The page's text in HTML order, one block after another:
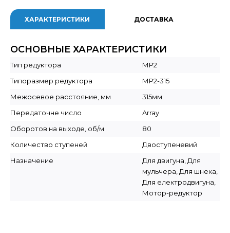
ХАРАКТЕРИСТИКИ ДОСТАВКА
ОСНОВНЫЕ ХАРАКТЕРИСТИКИ
Тип редуктора
МР2
Типоразмер редуктора
МР2-315
Межосевое расстояние, мм
315мм
Передаточне число
Array
Оборотов на выходе, об/м
80
Количество ступеней
Двоступеневий
Назначение
Для двигуна, Для
мульчера, Для шнека,
Для електродвигуна,
Мотор-редуктор